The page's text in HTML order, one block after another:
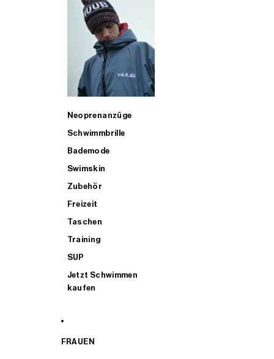
Neoprenanzüge
Schwimmbrille
Bademode
Swimskin
Zubehör
Freizeit
Taschen
Training
SUP
Jetzt Schwimmen
kaufen
FRAUEN